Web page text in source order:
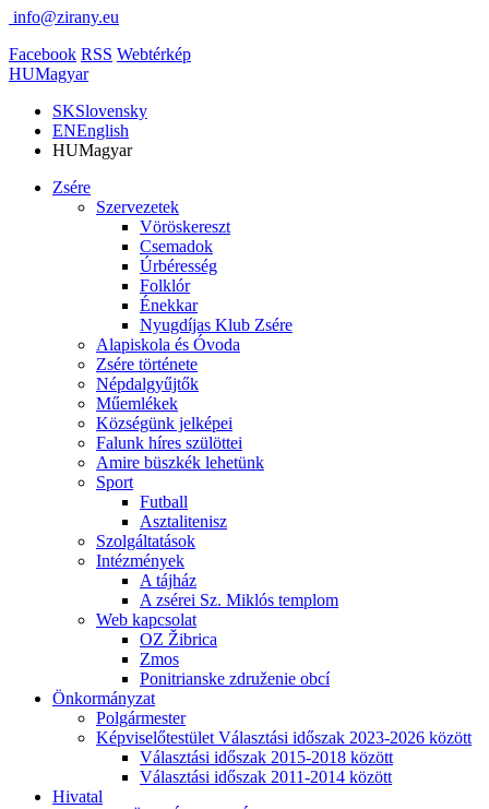
info@zirany.eu
Facebook RSS Webtérkép
HUMagyar
SKSlovensky
ENEnglish
HUMagyar
Zsére
Szervezetek
Vöröskereszt
Csemadok
Úrbéresség
Folklór
Énekkar
Nyugdíjas Klub Zsére
Alapiskola és Óvoda
Zsére története
Népdalgyűjtők
Műemlékek
Községünk jelképei
Falunk híres szülöttei
Amire büszkék lehetünk
Sport
Futball
Asztalitenisz
Szolgáltatások
Intézmények
A tájház
A zsérei Sz. Miklós templom
Web kapcsolat
OZ Žibrica
Zmos
Ponitrianske združenie obcí
Önkormányzat
Polgármester
Képviselőtestület Választási időszak 2023-2026 között
Választási időszak 2015-2018 között
Választási időszak 2011-2014 között
Hivatal